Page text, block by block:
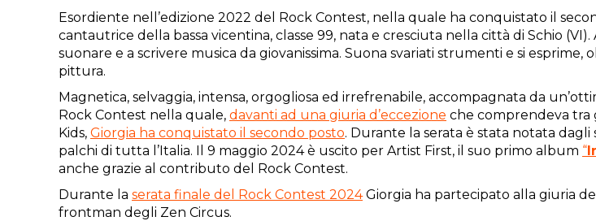
Esordiente nell’edizione 2022 del Rock Contest, nella quale ha conquistato il
cantautrice della bassa vicentina, classe 99, nata e cresciuta nella città di Schio
suonare e a scrivere musica da giovanissima. Suona svariati strumenti e si
pittura.
Magnetica, selvaggia, intensa, orgogliosa ed irrefrenabile, accompagnata da
Rock Contest nella quale, davanti ad una giuria d’eccezione che comprendeva tra
Kids, Giorgia ha conquistato il secondo posto. Durante la serata è stata notata dagli
palchi di tutta l’Italia. Il 9 maggio 2024 è uscito per Artist First, il suo primo album “
anche grazie al contributo del Rock Contest.
Durante la serata finale del Rock Contest 2024Giorgia ha partecipato alla giuria
frontman degli Zen Circus.